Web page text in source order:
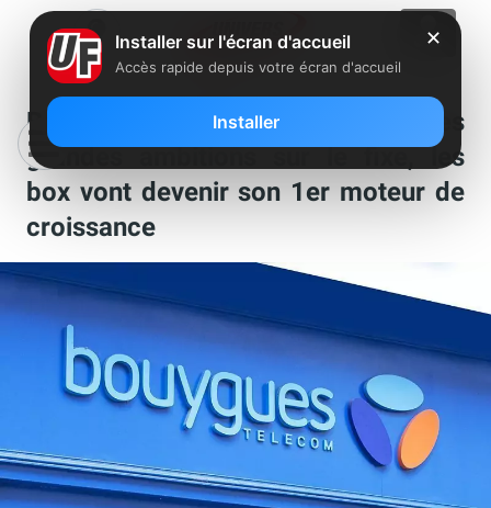
Bouygues Telecom dévoile ses
grandes ambitions sur le fixe, les
box vont devenir son 1er moteur de
croissance
✕
Installer sur l'écran d'accueil
Accès rapide depuis votre écran d'accueil
Installer